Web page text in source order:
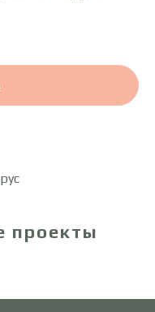
проекты